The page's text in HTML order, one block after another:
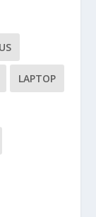
LAPTOP